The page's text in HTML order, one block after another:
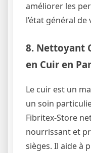
améliorer les
l’état général
8. Nettoyant
en Cuir en
Le cuir est un
un soin
Fibritex-Store
nourrissant et
sièges. Il aide à